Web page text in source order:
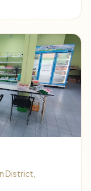
District,